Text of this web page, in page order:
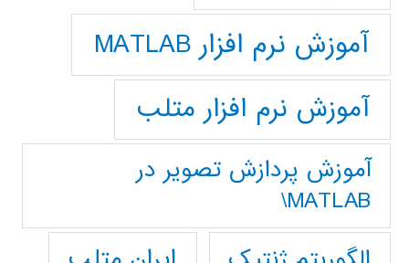
آموزش نرم افزار MATLAB
آموزش نرم افزار متلب
آموزش پردازش تصوير در
MATLAB\